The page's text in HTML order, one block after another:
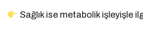
Sağlık ise metabolik işleyişle